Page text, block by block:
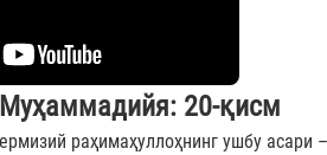
20-қисм
раҳимаҳуллоҳнинг ушбу асари –